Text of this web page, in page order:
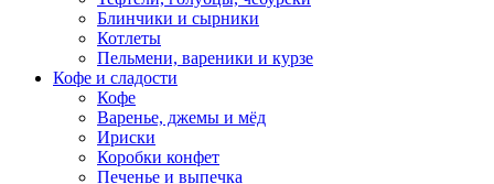
Блинчики и сырники
Котлеты
Пельмени, вареники и курзе
Кофе и сладости
Кофе
Варенье, джемы и мёд
Ириски
Коробки конфет
Печенье и выпечка